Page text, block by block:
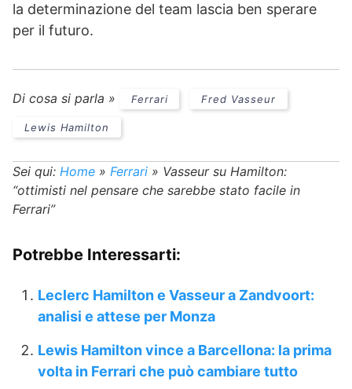
la determinazione del team lascia ben sperare
per il futuro.
Di cosa si parla » Ferrari Fred Vasseur
Lewis Hamilton
Sei qui: Home » Ferrari » Vasseur su Hamilton:
“ottimisti nel pensare che sarebbe stato facile in
Ferrari”
Potrebbe Interessarti:
Leclerc Hamilton e Vasseur a Zandvoort:
analisi e attese per Monza
Lewis Hamilton vince a Barcellona: la prima
volta in Ferrari che può cambiare tutto